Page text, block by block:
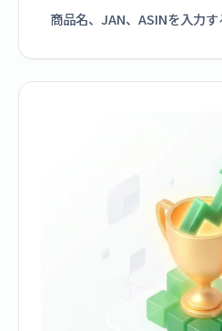
商品名、JAN、ASINを入力す